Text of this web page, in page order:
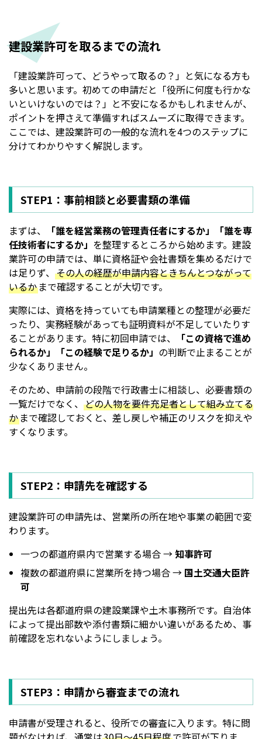
建設業許可を取るまでの流れ
「建設業許可って、どうやって取るの？」と気になる方も
多いと思います。初めての申請だと「役所に何度も行かな
いといけないのでは？」と不安になるかもしれませんが、
ポイントを押さえて準備すればスムーズに取得できます。
ここでは、建設業許可の一般的な流れを4つのステップに
分けてわかりやすく解説します。
STEP1：事前相談と必要書類の準備
まずは、
「誰を経営業務の管理責任者にするか」「誰を専
任技術者にするか」 を整理するところから始めます。建設
業許可の申請では、単に資格証や会社書類を集めるだけで
は足りず、 その人の経歴が申請内容ときちんとつながって
いるか まで確認することが大切です。
実際には、資格を持っていても申請業種との整理が必要だ
ったり、実務経験があっても証明資料が不足していたりす
ることがあります。特に初回申請では、
「この資格で進め
られるか」「この経験で足りるか」 の判断で止まることが
少なくありません。
そのため、申請前の段階で行政書士に相談し、必要書類の
一覧だけでなく、 どの人物を要件充足者として組み立てる
か まで確認しておくと、差し戻しや補正のリスクを抑えや
すくなります。
STEP2：申請先を確認する
建設業許可の申請先は、営業所の所在地や事業の範囲で変
わります。
一つの都道府県内で営業する場合 → 知事許可
複数の都道府県に営業所を持つ場合 → 国土交通大臣許
可
提出先は各都道府県の建設業課や土木事務所です。自治体
によって提出部数や添付書類に細かい違いがあるため、事
前確認を忘れないようにしましょう。
STEP3：申請から審査までの流れ
申請書が受理されると、役所での審査に入ります。特に問